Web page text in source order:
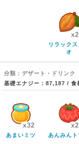
リラックス
オ
分類：デザート・ドリンク
基礎エナジー：87,187 / 食
x32
あまいミツ あんみんト